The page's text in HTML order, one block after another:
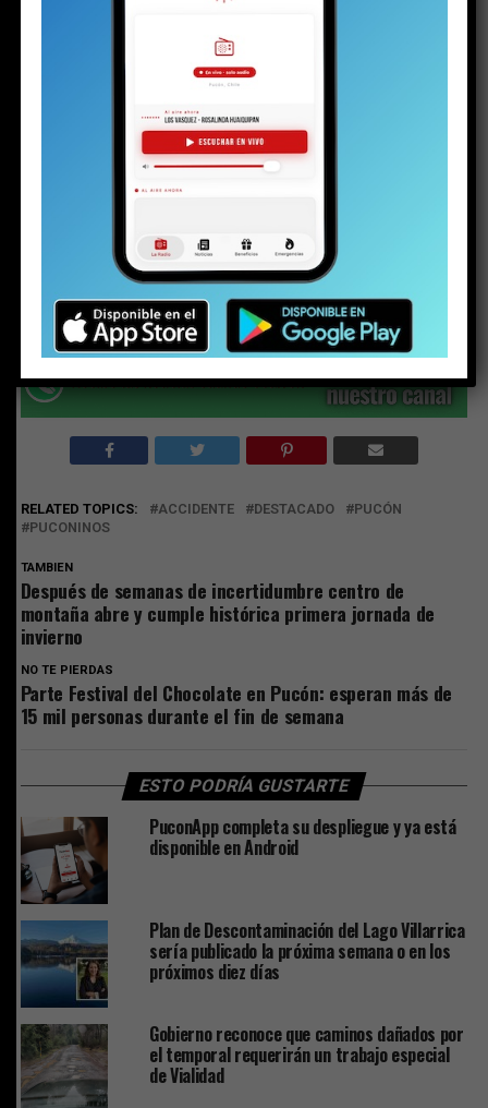
aproximadamente; por lo que los automovilistas
que circulaban por la vía debieron buscar
alternativas. La más concurrida era por el sector de
la que se encuentra en condiciones
deficientes y hacía de ella un potencial peligro para los
Share this:
Facebook X
RELATED TOPICS: ACCIDENTE DESTACADO
PUCÓN
PUCONINOS
TAMBIEN
Después de semanas de incertidumbre centro de
montaña abre y cumple histórica primera jornada de
invierno
NO TE PIERDAS
Parte Festival del Chocolate en Pucón: esperan más de
15 mil personas durante el fin de semana
ESTO PODRÍA GUSTARTE
PuconApp completa su despliegue y ya está
disponible en Android
Plan de Descontaminación del Lago Villarrica
sería publicado la próxima semana o en los
próximos diez días
Gobierno reconoce que caminos dañados por
el temporal requerirán un trabajo especial
de Vialidad